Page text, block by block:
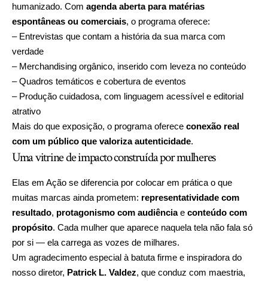
humanizado. Com agenda aberta para matérias
espontâneas ou comerciais, o programa oferece:
– Entrevistas que contam a história da sua marca com
verdade
– Merchandising orgânico, inserido com leveza no conteúdo
– Quadros temáticos e cobertura de eventos
– Produção cuidadosa, com linguagem acessível e editorial
atrativo
Mais do que exposição, o programa oferece conexão real
com um público que valoriza autenticidade.
Uma vitrine de impacto construída por mulheres
Elas em Ação se diferencia por colocar em prática o que
muitas marcas ainda prometem: representatividade com
resultado, protagonismo com audiênciae conteúdo com
propósito. Cada mulher que aparece naquela tela não fala só
por si — ela carrega as vozes de milhares.
Um agradecimento especial à batuta firme e inspiradora do
nosso diretor, Patrick L. Valdez, que conduz com maestria,